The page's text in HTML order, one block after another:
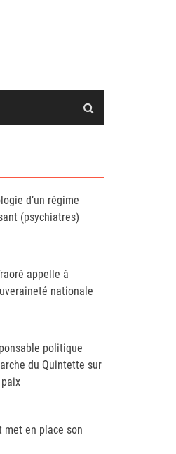
d’un régime
(psychiatres)
appelle à
nationale
politique
du Quintette sur
met en place son